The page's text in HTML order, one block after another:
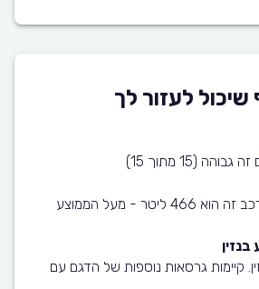
שיכול לעזור לך
(15 מתוך 15)
נפח תא המטען של רכב זה הוא 466 ליטר - מעל הממוצע
קיימות גרסאות נוספות של הדגם עם